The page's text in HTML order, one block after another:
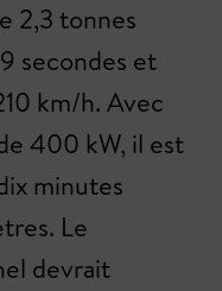
2,3 tonnes
secondes et
km/h. Avec
400 kW, il est
minutes
Le
devrait